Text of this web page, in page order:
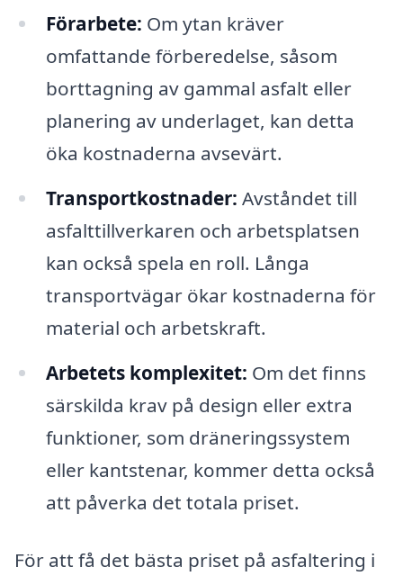
Förarbete: Om ytan kräver
omfattande förberedelse, såsom
borttagning av gammal asfalt eller
planering av underlaget, kan detta
öka kostnaderna avsevärt.
Transportkostnader: Avståndet till
asfalttillverkaren och arbetsplatsen
kan också spela en roll. Långa
transportvägar ökar kostnaderna för
material och arbetskraft.
Arbetets komplexitet: Om det finns
särskilda krav på design eller extra
funktioner, som dräneringssystem
eller kantstenar, kommer detta också
att påverka det totala priset.
För att få det bästa priset på asfaltering i